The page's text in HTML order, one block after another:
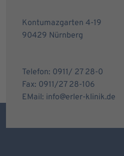
Kontumazgarten 4-19
90429 Nürnberg
Telefon: 0911/ 27 28-0
Fax: 0911/27 28-106
EMail: info@erler-klinik.de